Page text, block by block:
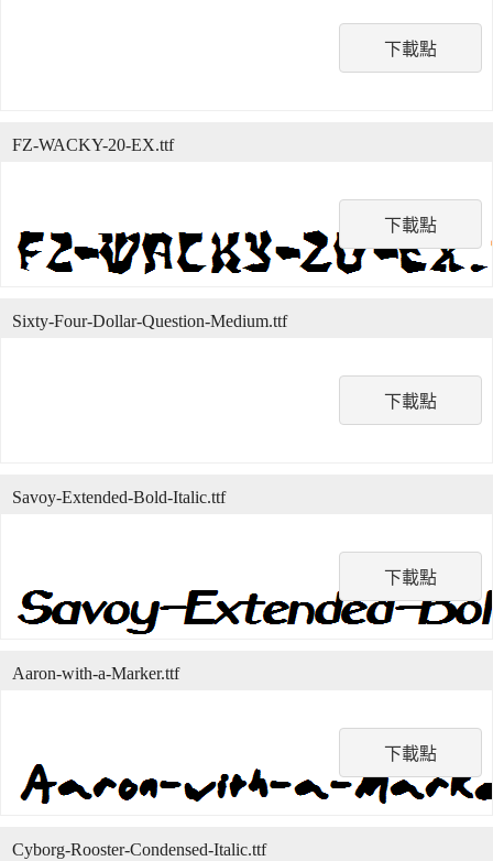
下載點
下載點
FZ-WACKY-20-EX.ttf
下載點
Sixty-Four-Dollar-Question-Medium.ttf
下載點
Savoy-Extended-Bold-Italic.ttf
下載點
Aaron-with-a-Marker.ttf
Cyborg-Rooster-Condensed-Italic.ttf